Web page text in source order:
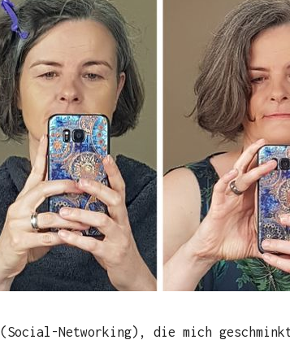
(Social-Networking), die mich